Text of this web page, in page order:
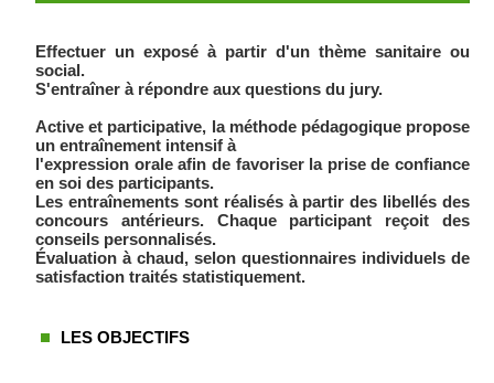
Effectuer un exposé à partir d'un thème sanitaire ou
social.
S'entraîner à répondre aux questions du jury.
Active et participative, la méthode pédagogique propose
un entraînement intensif à
l'expression orale afin de favoriser la prise de confiance
en soi des participants.
Les entraînements sont réalisés à partir des libellés des
concours antérieurs. Chaque participant reçoit des
conseils personnalisés.
Évaluation à chaud, selon questionnaires individuels de
satisfaction traités statistiquement.
LES OBJECTIFS